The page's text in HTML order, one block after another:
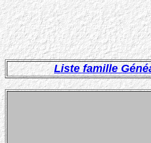
Liste famille